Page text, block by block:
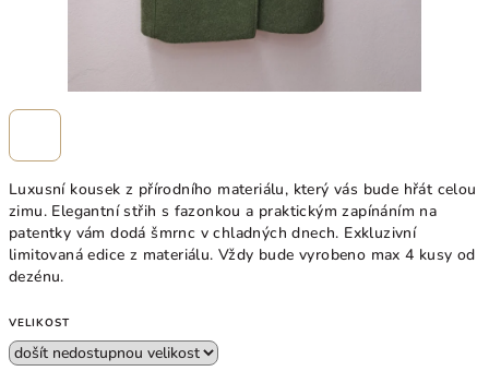
Luxusní kousek z přírodního materiálu, který vás bude hřát celou
zimu. Elegantní střih s fazonkou a praktickým zapínáním na
patentky vám dodá šmrnc v chladných dnech. Exkluzivní
limitovaná edice z materiálu. Vždy bude vyrobeno max 4 kusy od
dezénu.
VELIKOST